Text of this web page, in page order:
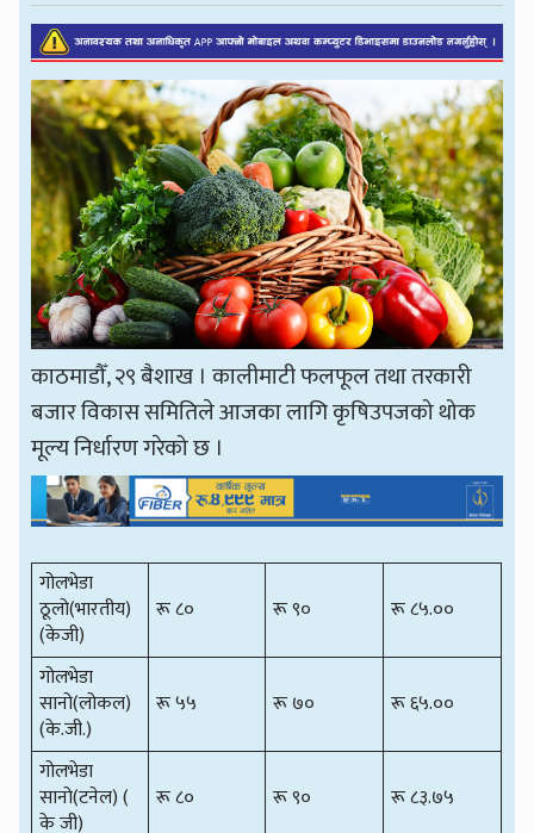
काठमाडौँ, २९ बैशाख । कालीमाटी फलफूल तथा तरकारी
बजार विकास समितिले आजका लागि कृषिउपजको थोक
मूल्य निर्धारण गरेको छ ।
गोलभेडा
ठूलो(भारतीय)
(केजी)
रू ८० रू ९० रू ८५.००
गोलभेडा
सानो(लोकल)
(के.जी.)
रू ५५ रू ७० रू ६५.००
गोलभेडा
सानो(टनेल) (
के जी)
रू ८० रू ९० रू ८३.७५